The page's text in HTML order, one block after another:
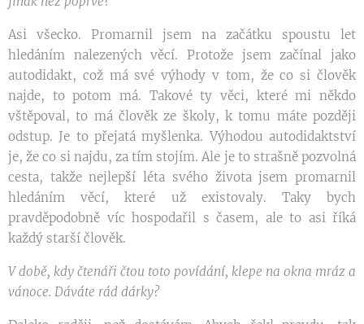
Asi všecko. Promarnil jsem na začátku spoustu let
hledáním nalezených věcí. Protože jsem začínal jako
autodidakt, což má své výhody v tom, že co si člověk
najde, to potom má. Takové ty věci, které mi někdo
vštěpoval, to má člověk ze školy, k tomu máte později
odstup. Je to přejatá myšlenka. Výhodou autodidaktství
je, že co si najdu, za tím stojím. Ale je to strašně pozvolná
cesta, takže nejlepší léta svého života jsem promarnil
hledáním věcí, které už existovaly. Taky bych
pravděpodobně víc hospodařil s časem, ale to asi říká
každý starší člověk.
V době, kdy čtenáři čtou toto povídání, klepe na okna mráz a
vánoce. Dáváte rád dárky?